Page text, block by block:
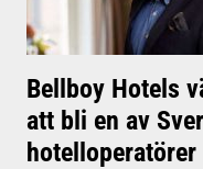
Bellboy Hotels
att bli en av
hotelloperatörer